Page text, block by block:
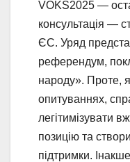
VOKS2025 —
консультація —
ЄС. Уряд
референдум,
народу». Проте,
опитуваннях,
легітимізувати
позицію та
підтримки.